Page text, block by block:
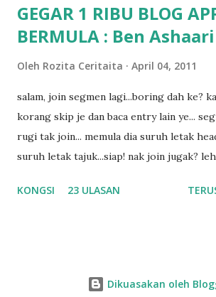
GEGAR 1 RIBU BLOG
BERMULA : Ben Ashaari
Oleh Rozita Ceritaita April 04, 2011
salam, join segmen lagi...boring dah ke?
korang skip je dan baca entry lain ye...
rugi tak join... memula dia suruh letak
suruh letak tajuk...siap! nak join jugak?
KONGSI 23 ULASAN
Dikuasakan oleh